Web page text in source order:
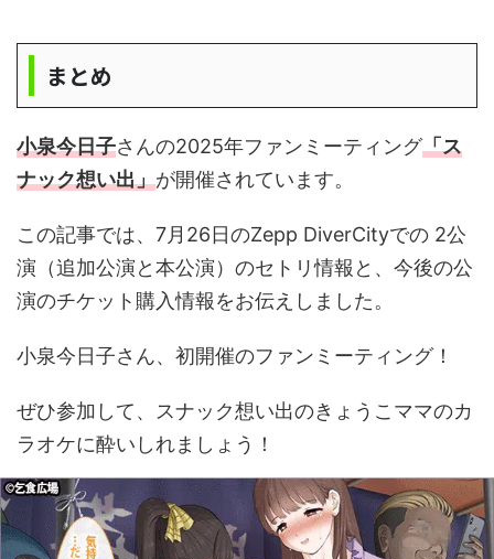
まとめ
小泉今日子さんの2025年ファンミーティング「ス
ナック想い出」が開催されています。
この記事では、7月26日のZepp DiverCityでの 2公
演（追加公演と本公演）のセトリ情報と、今後の公
演のチケット購入情報をお伝えしました。
小泉今日子さん、初開催のファンミーティング！
ぜひ参加して、スナック想い出のきょうこママのカ
ラオケに酔いしれましょう！